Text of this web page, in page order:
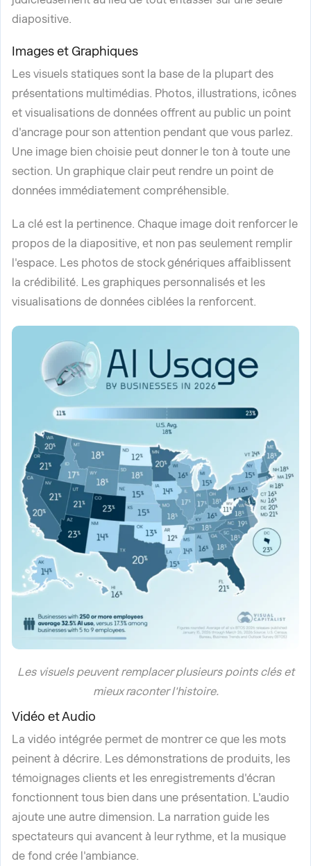
diapositive.
Images et Graphiques
Les visuels statiques sont la base de la plupart des
présentations multimédias. Photos, illustrations, icônes
et visualisations de données offrent au public un point
d'ancrage pour son attention pendant que vous parlez.
Une image bien choisie peut donner le ton à toute une
section. Un graphique clair peut rendre un point de
données immédiatement compréhensible.
La clé est la pertinence. Chaque image doit renforcer le
propos de la diapositive, et non pas seulement remplir
l'espace. Les photos de stock génériques affaiblissent
la crédibilité. Les graphiques personnalisés et les
visualisations de données ciblées la renforcent.
Les visuels peuvent remplacer plusieurs points clés et
mieux raconter l'histoire.
Vidéo et Audio
La vidéo intégrée permet de montrer ce que les mots
peinent à décrire. Les démonstrations de produits, les
témoignages clients et les enregistrements d'écran
fonctionnent tous bien dans une présentation. L'audio
ajoute une autre dimension. La narration guide les
spectateurs qui avancent à leur rythme, et la musique
de fond crée l'ambiance.